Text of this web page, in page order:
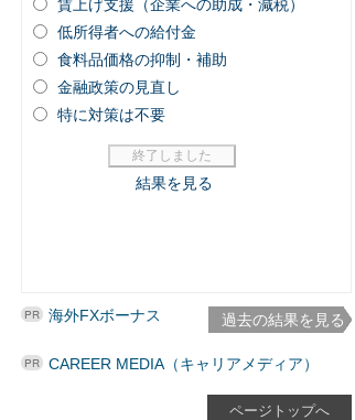
過去の結果を見る
海外FXボーナス
CAREER MEDIA（キャリアメディア）
ページトップへ